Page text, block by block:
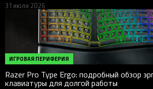
31 июля 2026
ИГРОВАЯ ПЕРИФЕРИЯ
Razer Pro Type Ergo: подробный обзор
клавиатуры для долгой работы